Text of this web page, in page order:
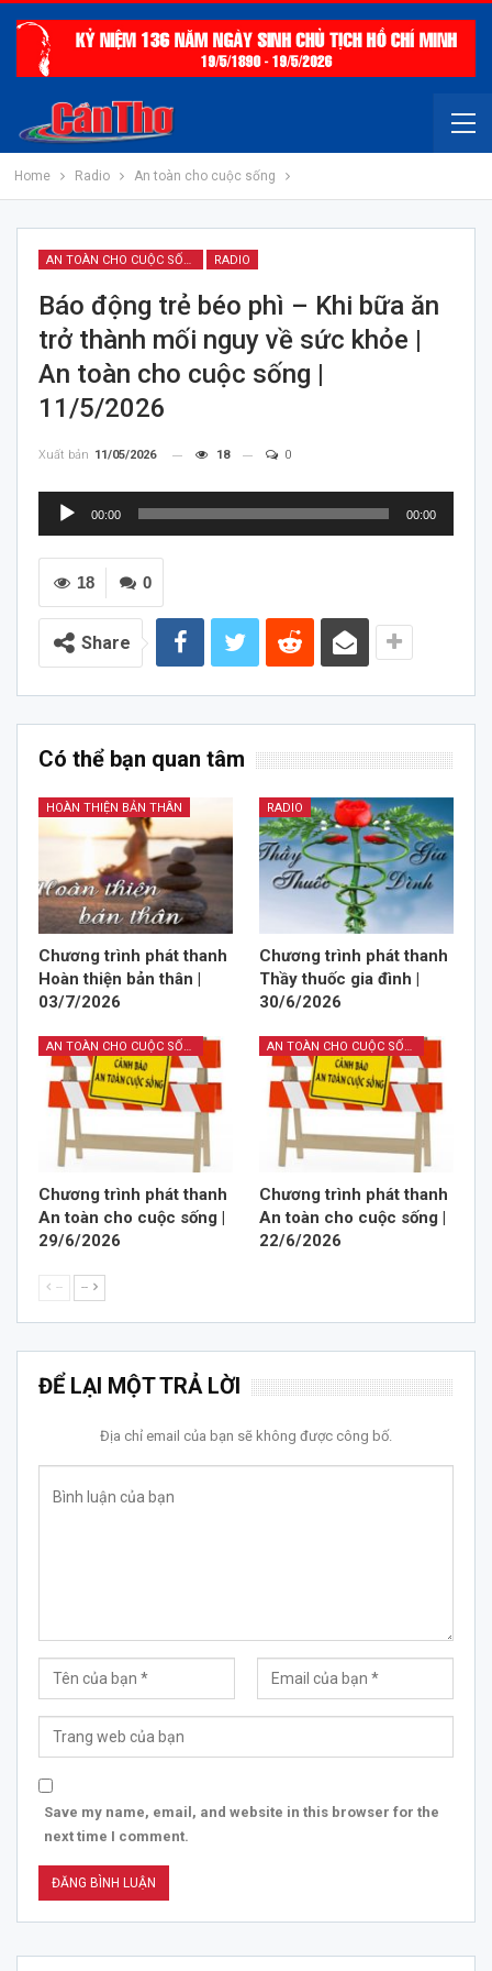
Home Radio An toàn cho cuộc sống
AN TOÀN CHO CUỘC SỐNG RADIO
Báo động trẻ béo phì – Khi bữa ăn
trở thành mối nguy về sức khỏe |
An toàn cho cuộc sống |
11/5/2026
Xuất bản 11/05/2026 18 0
Trình
Audio
00:00 00:00
0
18
Share
Có thể bạn quan tâm
HOÀN THIỆN BẢN THÂN
Chương trình phát thanh
Hoàn thiện bản thân |
03/7/2026
RADIO
Chương trình phát thanh
Thầy thuốc gia đình |
30/6/2026
AN TOÀN CHO CUỘC SỐNG
Chương trình phát thanh
An toàn cho cuộc sống |
29/6/2026
AN TOÀN CHO CUỘC SỐNG
Chương trình phát thanh
An toàn cho cuộc sống |
22/6/2026
-- --
ĐỂ LẠI MỘT TRẢ LỜI
Địa chỉ email của bạn sẽ không được công bố.
Save my name, email, and website in this browser for the
next time I comment.